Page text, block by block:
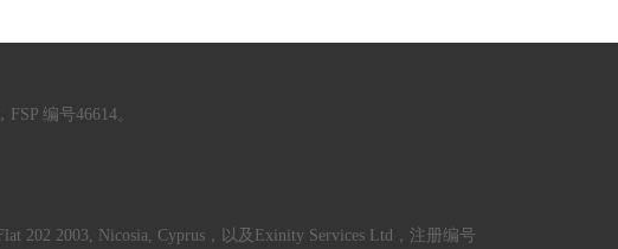
编号46614。
202 2003, Nicosia, Cyprus，以及Exinity Services Ltd，注册编号